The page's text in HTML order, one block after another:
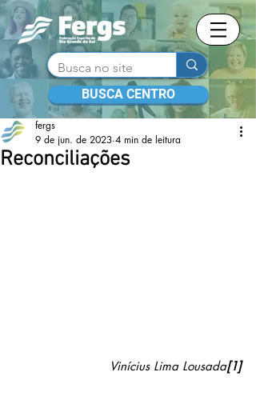
BUSCA CENTRO
Reconciliações
fergs
9 de jun. de 2023 4 min de leitura
Vinícius Lima Lousada[1]